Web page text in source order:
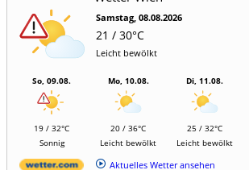
Samstag, 08.08.2026
21 / 30°C
Leicht bewölkt
So, 09.08.
19 / 32°C
Sonnig
Mo, 10.08.
20 / 36°C
Leicht bewölkt
Di, 11.08.
25 / 32°C
Leicht bewölkt
Aktuelles Wetter ansehen